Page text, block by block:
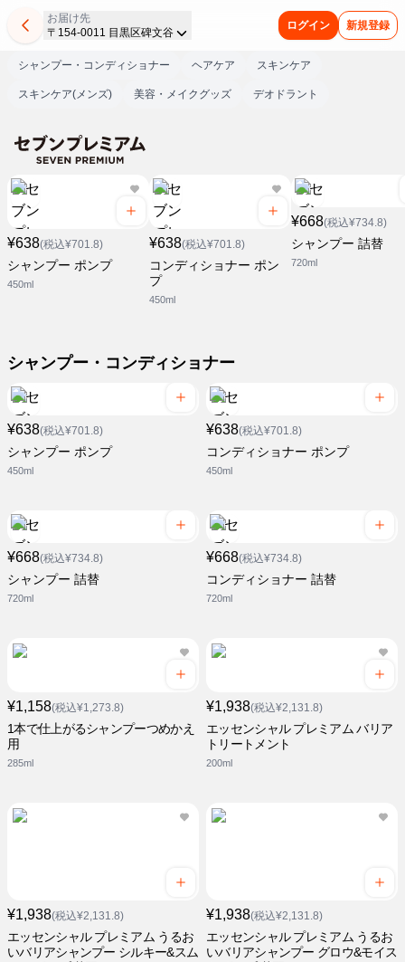
お届け先
〒154-0011 目黒区碑文谷
ログイン 新規登録
シャンプー・コンディショナー ヘアケア スキンケア
スキンケア(メンズ) 美容・メイクグッズ デオドラント
¥638(税込¥701.8)
シャンプー ポンプ
450ml
¥638(税込¥701.8)
コンディショナー ポン
プ
450ml
¥668(税込¥734.8)
シャンプー 詰替
720ml
シャンプー・コンディショナー
¥638(税込¥701.8)
シャンプー ポンプ
450ml
¥638(税込¥701.8)
コンディショナー ポンプ
450ml
¥668(税込¥734.8)
シャンプー 詰替
720ml
¥668(税込¥734.8)
コンディショナー 詰替
720ml
¥1,158(税込¥1,273.8)
1本で仕上がるシャンプーつめかえ
用
285ml
¥1,938(税込¥2,131.8)
エッセンシャル プレミアム バリア
トリートメント
200ml
¥1,938(税込¥2,131.8)
エッセンシャル プレミアム うるお
いバリアシャンプー シルキー&スム
¥1,938(税込¥2,131.8)
エッセンシャル プレミアム うるお
いバリアシャンプー グロウ&モイス